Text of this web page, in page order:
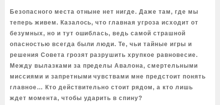
Безопасного места отныне нет нигде. Даже там, где мы
теперь живем. Казалось, что главная угроза исходит от
безумных, но и тут ошиблась, ведь самой страшной
опасностью всегда были люди. Те, чьи тайные игры и
решения Совета грозят разрушить хрупкое равновесие.
Между вылазками за пределы Авалона, смертельными
миссиями и запретными чувствами мне предстоит понять
главное… Кто действительно стоит рядом, а кто лишь
ждет момента, чтобы ударить в спину?